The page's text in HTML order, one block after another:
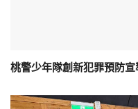
桃警少年隊創新犯罪預防